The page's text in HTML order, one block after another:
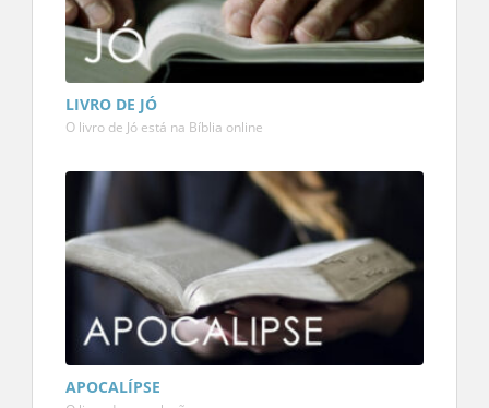
LIVRO DE JÓ
O livro de Jó está na Bíblia online
APOCALÍPSE